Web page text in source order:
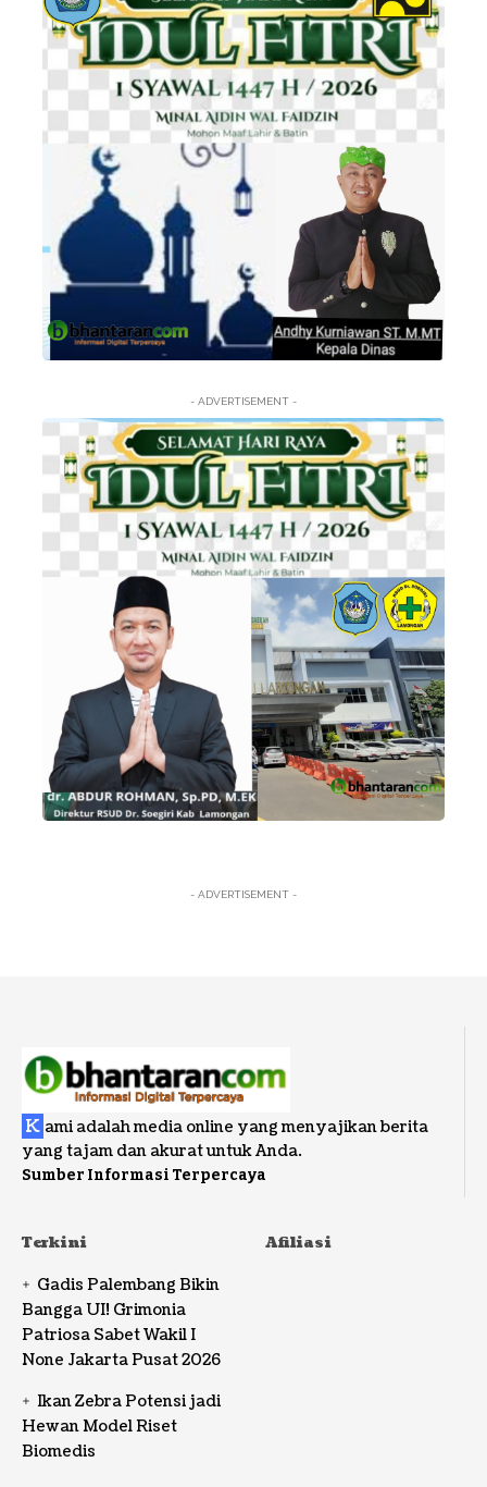
- ADVERTISEMENT -
- ADVERTISEMENT -
K ami adalah media online yang menyajikan berita
yang tajam dan akurat untuk Anda.
Sumber Informasi Terpercaya
Terkini
Gadis Palembang Bikin
Bangga UI! Grimonia
Patriosa Sabet Wakil I
None Jakarta Pusat 2026
Ikan Zebra Potensi jadi
Hewan Model Riset
Biomedis
Afiliasi